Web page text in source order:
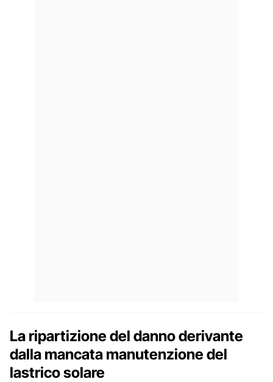
La ripartizione del danno derivante
dalla mancata manutenzione del
lastrico solare